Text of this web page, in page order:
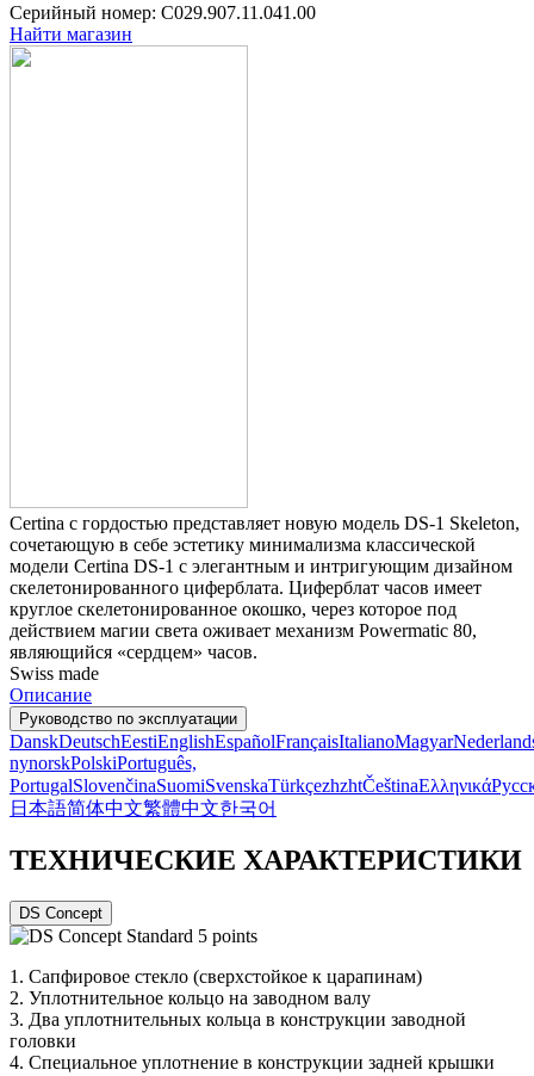
Серийный номер: C029.907.11.041.00
Найти магазин
Certina с гордостью представляет новую модель DS-1 Skeleton,
сочетающую в себе эстетику минимализма классической
модели Certina DS-1 с элегантным и интригующим дизайном
скелетонированного циферблата. Циферблат часов имеет
круглое скелетонированное окошко, через которое под
действием магии света оживает механизм Powermatic 80,
являющийся «сердцем» часов.
Swiss made
Описание
Руководство по эксплуатации
DanskDeutschEestiEnglishEspañolFrançaisItalianoMagyar
nynorskPolskiPortuguês,
PortugalSlovenčinaSuomiSvenskaTürkçezhzhtČeštinaΕλληνικά
日本語简体中文繁體中文한국어
ТЕХНИЧЕСКИЕ ХАРАКТЕРИСТИКИ
DS Concept
1. Сапфировое стекло (сверхстойкое к царапинам)
2. Уплотнительное кольцо на заводном валу
3. Два уплотнительных кольца в конструкции заводной
головки
4. Специальное уплотнение в конструкции задней крышки